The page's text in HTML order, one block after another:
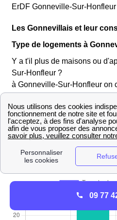
ErDF Gonneville-Sur-
Les Gonnevillais et leur
Type de logements à
Y a t'il plus de maisons ou
Sur-Honfleur ?
à Gonneville-Sur-Honfleur on
Le type de chauffage
Gonneville-Sur-Honfleur
La majorité des Gonnevillais
09 77